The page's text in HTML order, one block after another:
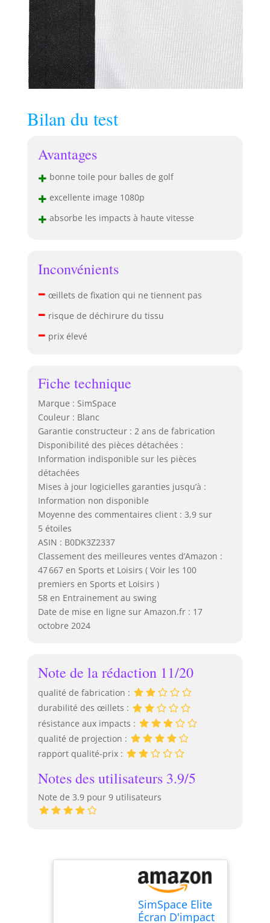
Bilan du test
Avantages
+ bonne toile pour balles de golf
+ excellente image 1080p
+ absorbe les impacts à haute vitesse
Inconvénients
– œillets de fixation qui ne tiennent pas
– risque de déchirure du tissu
– prix élevé
Fiche technique
Marque : SimSpace
Couleur : Blanc
Garantie constructeur : 2 ans de fabrication
Disponibilité des pièces détachées :
Information indisponible sur les pièces
détachées
Mises à jour logicielles garanties jusqu’à :
Information non disponible
Moyenne des commentaires client : 3,9 sur
5 étoiles
ASIN : B0DK3Z2337
Classement des meilleures ventes d’Amazon :
47 667 en Sports et Loisirs ( Voir les 100
premiers en Sports et Loisirs )
58 en Entrainement au swing
Date de mise en ligne sur Amazon.fr : 17
octobre 2024
Note de la rédaction 11/20
qualité de fabrication :
durabilité des œillets :
résistance aux impacts :
qualité de projection :
rapport qualité-prix :
Notes des utilisateurs 3.9/5
Note de 3.9 pour 9 utilisateurs
SimSpace Elite
Écran D'impact